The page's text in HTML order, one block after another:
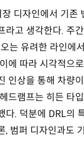
장 디자인에서 기존
라고 생각한다. 주
는 유려한 라인에
에 따라 시각적으
인상을 통해 차량
드램프는 히든 타
다. 덕분에 DRL의
, 범퍼 디자인과도